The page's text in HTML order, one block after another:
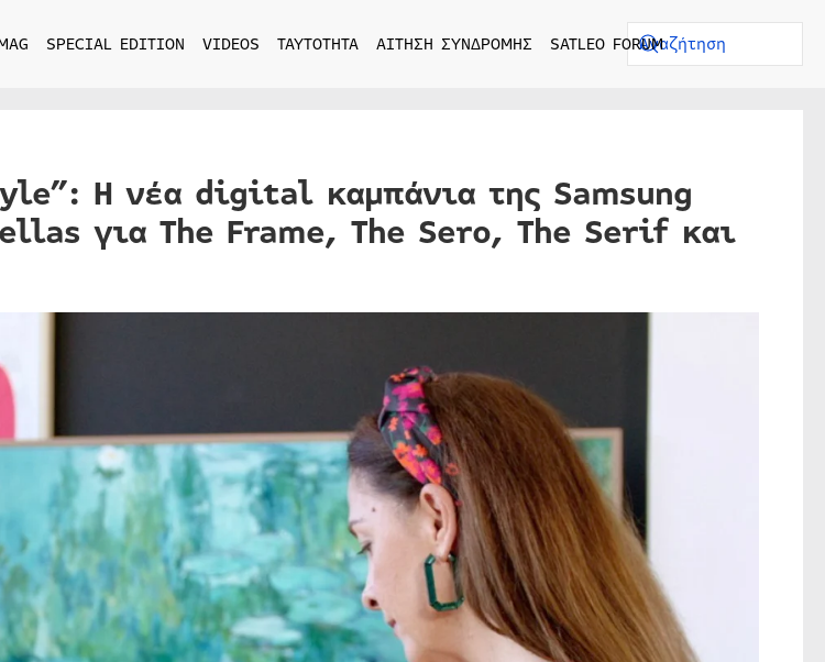
SPECIAL EDITION VIDEOS ΤΑΥΤΟΤΗΤΑ ΑΙΤΗΣΗ ΣΥΝΔΡΟΜΗΣ SATLEO FORUM
Η νέα digital καμπάνια της Samsung
για The Frame, The Sero, The Serif και